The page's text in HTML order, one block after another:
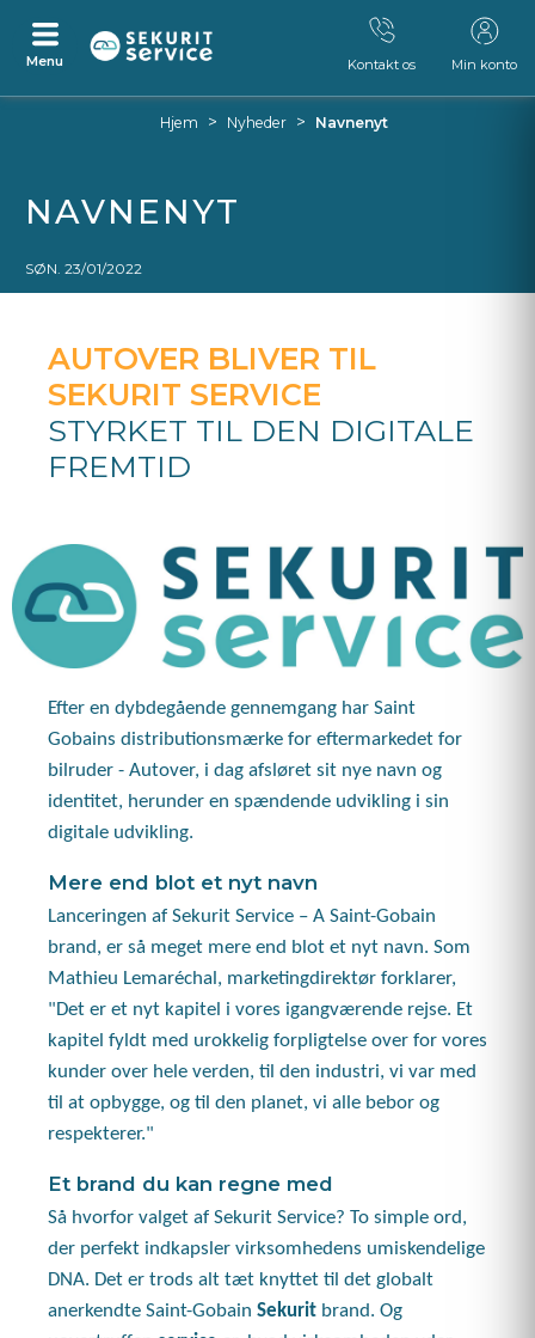
Spring
Gå
Menu Min konto
Kontakt os
Hjem > Nyheder > Navnenyt
NAVNENYT
SØN. 23/01/2022
AUTOVER BLIVER TIL
SEKURIT SERVICE
STYRKET TIL DEN DIGITALE
FREMTID
Efter en dybdegående gennemgang har Saint
Gobains distributionsmærke for eftermarkedet for
bilruder - Autover, i dag afsløret sit nye navn og
identitet, herunder en spændende udvikling i sin
digitale udvikling.
Mere end blot et nyt navn
Lanceringen af ​​Sekurit Service – A Saint-Gobain
brand, er så meget mere end blot et nyt navn. Som
Mathieu Lemaréchal, marketingdirektør forklarer,
"Det er et nyt kapitel i vores igangværende rejse. Et
kapitel fyldt med urokkelig forpligtelse over for vores
kunder over hele verden, til den industri, vi var med
til at opbygge, og til den planet, vi alle bebor og
respekterer."
Et brand du kan regne med
Så hvorfor valget af Sekurit Service? To simple ord,
der perfekt indkapsler virksomhedens umiskendelige
DNA. Det er trods alt tæt knyttet til det globalt
anerkendte Saint-Gobain Sekurit brand. Og